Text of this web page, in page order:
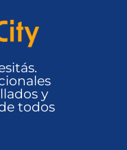
y
todos